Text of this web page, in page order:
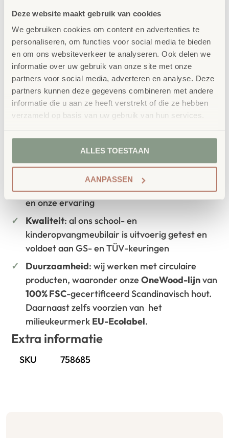
Deze website maakt gebruik van cookies
We gebruiken cookies om content en advertenties te
personaliseren, om functies voor social media te bieden
en om ons websiteverkeer te analyseren. Ook delen we
informatie over uw gebruik van onze site met onze
partners voor social media, adverteren en analyse. Deze
partners kunnen deze gegevens combineren met andere
informatie die u aan ze heeft verstrekt of die ze hebben
verzameld op basis van uw gebruik van hun services.
ALLES TOESTAAN
AANPASSEN
Vertrouwdbestellen bij School
Concept
School Concept is de specialist in
onderwijsmeubilair. Wij geloven dat een
leeromgeving inspireert wanneer deze
aansluit bij de behoeften van kinderen én
leerkrachten.
Waarom School Concept?
Maatwerk: ieder project start vanuit uw idee
en onze ervaring
Kwaliteit: al ons school- en
kinderopvangmeubilair is uitvoerig getest en
voldoet aan GS- en TÜV-keuringen
Duurzaamheid: wij werken met circulaire
producten, waaronder onzeOneWood-lijnvan
100% FSC-gecertificeerd Scandinavisch hout.
Daarnaast zelfs voorzien van het
milieukeurmerk EU-Ecolabel.
Extra informatie
SKU 758685